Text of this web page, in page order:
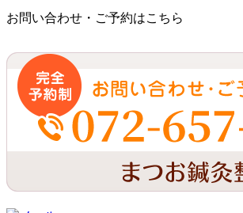
お問い合わせ・ご予約はこちら